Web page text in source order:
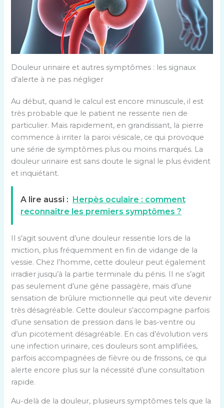
Douleur urinaire et autres symptômes : les signaux
d’alerte à ne pas négliger
Au début, quand le calcul est encore minuscule, il est
très probable que le patient ne ressente rien de
particulier. Mais rapidement, en grandissant, la pierre
commence à irriter la paroi vésicale, ce qui provoque
une série de symptômes plus ou moins marqués. La
douleur urinaire est sans doute le signal le plus évident
et inquiétant.
A lire aussi : Herpès oculaire : comment
reconnaître les premiers symptômes ?
Il s’agit souvent d’une douleur ressentie lors de la
miction, plus fréquemment en fin de vidange de la
vessie. Chez l’homme, cette douleur peut également
irradier jusqu’à la partie terminale du pénis. Il ne s’agit
pas seulement d’une gêne passagère, mais d’une
sensation de brûlure mictionnelle qui peut vite devenir
très désagréable. Cette douleur s’accompagne parfois
d’une sensation de pression dans le bas-ventre ou
d’un picotement désagréable. En cas d’évolution vers
une infection urinaire, ces douleurs sont amplifiées,
parfois accompagnées de fièvre ou de frissons, ce qui
alerte encore plus sur la nécessité d’une consultation
rapide.
Au-delà de la douleur, plusieurs symptômes tels que la